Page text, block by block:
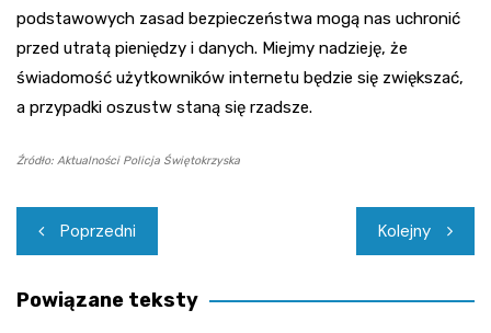
podstawowych zasad bezpieczeństwa mogą nas uchronić
przed utratą pieniędzy i danych. Miejmy nadzieję, że
świadomość użytkowników internetu będzie się zwiększać,
a przypadki oszustw staną się rzadsze.
Źródło: Aktualności Policja Świętokrzyska
Nawigacja
wpisu
Poprzedni Kolejny
Powiązane teksty